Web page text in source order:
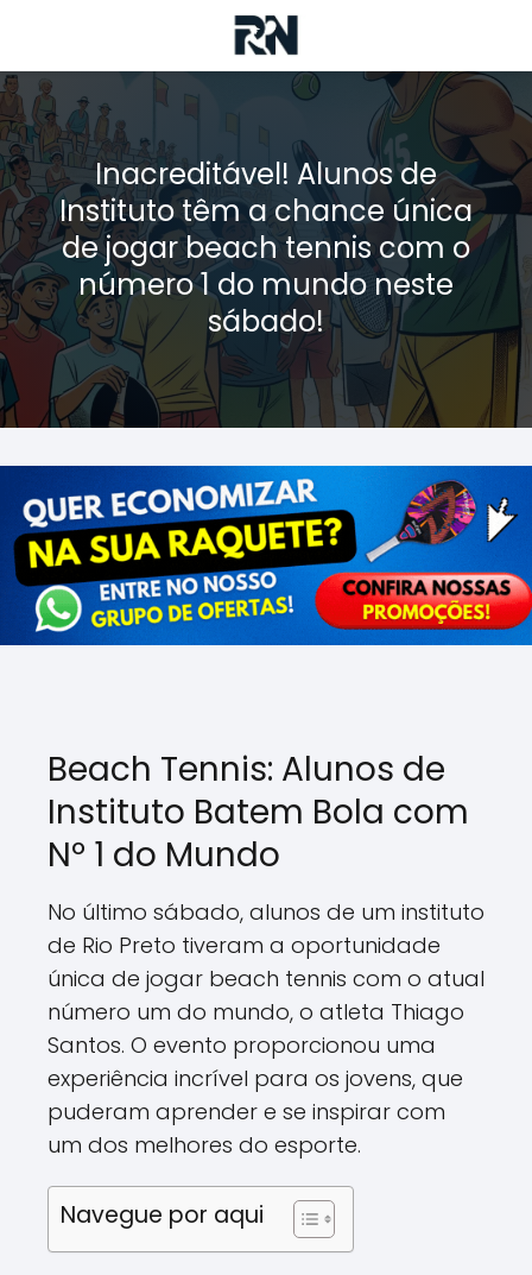
Inacreditável! Alunos de
Instituto têm a chance única
de jogar beach tennis com o
número 1 do mundo neste
sábado!
Beach Tennis: Alunos de
Instituto Batem Bola com
Nº 1 do Mundo
No último sábado, alunos de um instituto
de Rio Preto tiveram a oportunidade
única de jogar beach tennis com o atual
número um do mundo, o atleta Thiago
Santos. O evento proporcionou uma
experiência incrível para os jovens, que
puderam aprender e se inspirar com
um dos melhores do esporte.
Navegue por aqui